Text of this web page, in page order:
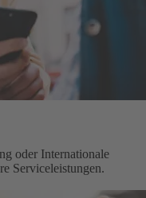
oder Internationale
Serviceleistungen.